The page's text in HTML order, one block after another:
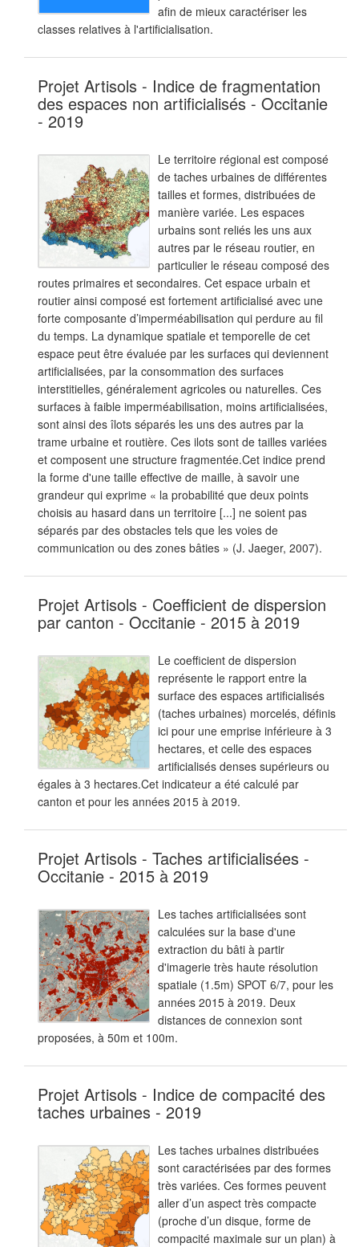
afin de mieux caractériser les
classes relatives à l'artificialisation.
Projet Artisols - Indice de fragmentation
des espaces non artificialisés - Occitanie
- 2019
Le territoire régional est composé
de taches urbaines de différentes
tailles et formes, distribuées de
manière variée. Les espaces
urbains sont reliés les uns aux
autres par le réseau routier, en
particulier le réseau composé des
routes primaires et secondaires. Cet espace urbain et
routier ainsi composé est fortement artificialisé avec une
forte composante d’imperméabilisation qui perdure au fil
du temps. La dynamique spatiale et temporelle de cet
espace peut être évaluée par les surfaces qui deviennent
artificialisées, par la consommation des surfaces
interstitielles, généralement agricoles ou naturelles. Ces
surfaces à faible imperméabilisation, moins artificialisées,
sont ainsi des îlots séparés les uns des autres par la
trame urbaine et routière. Ces ilots sont de tailles variées
et composent une structure fragmentée.Cet indice prend
la forme d'une taille effective de maille, à savoir une
grandeur qui exprime « la probabilité que deux points
choisis au hasard dans un territoire [...] ne soient pas
séparés par des obstacles tels que les voies de
communication ou des zones bâties » (J. Jaeger, 2007).
Projet Artisols - Coefficient de dispersion
par canton - Occitanie - 2015 à 2019
Le coefficient de dispersion
représente le rapport entre la
surface des espaces artificialisés
(taches urbaines) morcelés, définis
ici pour une emprise inférieure à 3
hectares, et celle des espaces
artificialisés denses supérieurs ou
égales à 3 hectares.Cet indicateur a été calculé par
canton et pour les années 2015 à 2019.
Projet Artisols - Taches artificialisées -
Occitanie - 2015 à 2019
Les taches artificialisées sont
calculées sur la base d'une
extraction du bâti à partir
d'imagerie très haute résolution
spatiale (1.5m) SPOT 6/7, pour les
années 2015 à 2019. Deux
distances de connexion sont
proposées, à 50m et 100m.
Projet Artisols - Indice de compacité des
taches urbaines - 2019
Les taches urbaines distribuées
sont caractérisées par des formes
très variées. Ces formes peuvent
aller d’un aspect très compacte
(proche d’un disque, forme de
compacité maximale sur un plan) à